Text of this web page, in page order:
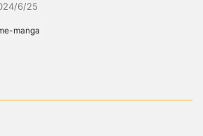
6/25
manga